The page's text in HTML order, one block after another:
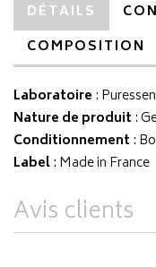
DÉTAILS
COMPOSITION
Laboratoire :
Nature de produit :
Conditionnement :
Label: Made in France
Avis clients